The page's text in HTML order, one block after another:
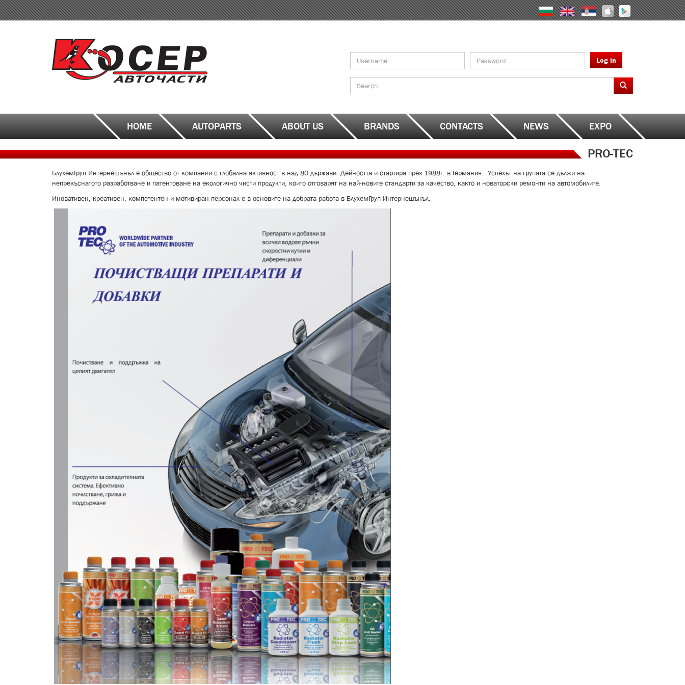
Skip
to
Log in
Search
HOME AUTOPARTS ABOUT US BRANDS CONTACTS NEWS EXPO
PRO-TEC
БлухемГруп Интернешънъл е общество от компании с глобална активност в над 80 държави. Дейността и стартира през 1988г. в Германия. Успехът на групата се дължи на
непрекъснатото разработване и патентоване на екологично чисти продукти, които отговарят на най-новите стандарти за качество, както и новаторски ремонти на автомобилите.
Иновативен, креативен, компетентен и мотивиран персонал е в основите на добрата работа в БлухемГруп Интернешънъл.